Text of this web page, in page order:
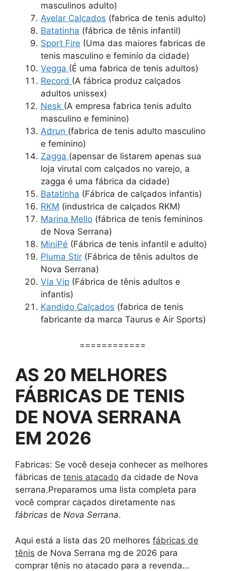
masculinos adulto)
Avelar Calçados (fabrica de tenis adulto)
Batatinha (fábrica de tênis infantil)
Sport Fire (Uma das maiores fabricas de
tenis masculino e feminio da cidade)
Vegga (É uma fabrica de tenis adultos)
Record (A fábrica produz calçados
adultos unissex)
Nesk (A empresa fabrica tenis adulto
masculino e feminino)
Adrun (fabrica de tenis adulto masculino
e feminino)
Zagga (apensar de listarem apenas sua
loja virutal com calçados no varejo, a
zagga é uma fábrica da cidade)
Batatinha (Fábrica de calçados infantis)
RKM (industrica de calçados RKM)
Marina Mello (fábrica de tenis femininos
de Nova Serrana)
MiniPé (Fábrica de tenis infantil e adulto)
Pluma Stir (Fábrica de tênis adultos de
Nova Serrana)
Via Vip (Fábrica de tênis adultos e
infantis)
Kandido Calçados (fabrica de tenis
fabricante da marca Taurus e Air Sports)
============
AS 20 MELHORES
FÁBRICAS DE TENIS
DE NOVA SERRANA
EM 2026
Fabricas: Se você deseja conhecer as melhores
fábricas de tenis atacado da cidade de Nova
serrana.Preparamos uma lista completa para
você comprar caçados diretamente nas
fábricas de Nova Serrana.
Aqui está a lista das 20 melhores fábricas de
tênis de Nova Serrana mg de 2026 para
comprar tênis no atacado para a revenda…